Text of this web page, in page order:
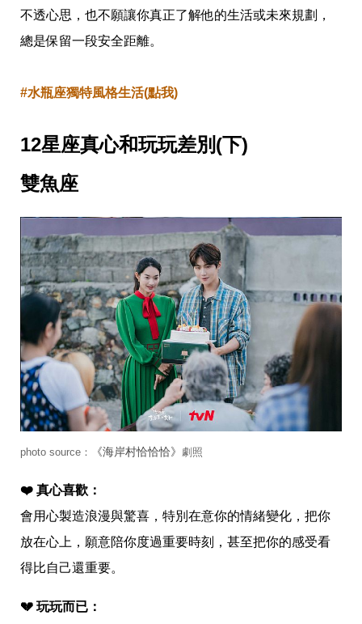
不透心思，也不願讓你真正了解他的生活或未來規劃，
總是保留一段安全距離。
#水瓶座獨特風格生活(點我)
12星座真心和玩玩差別(下)
雙魚座
photo source： 《海岸村恰恰恰》 劇照
❤️ 真心喜歡：
會用心製造浪漫與驚喜，特別在意你的情緒變化，把你
放在心上，願意陪你度過重要時刻，甚至把你的感受看
得比自己還重要。
💔 玩玩而已：